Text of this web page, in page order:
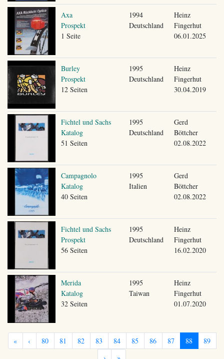
Axa
Prospekt
1 Seite
1994
Deutschland
Heinz
Fingerhut
06.01.2025
Burley
Prospekt
12 Seiten
1995
Deutschland
Heinz
Fingerhut
30.04.2019
Fichtel und Sachs
Katalog
51 Seiten
1995
Deutschland
Gerd
Böttcher
02.08.2022
Campagnolo
Katalog
40 Seiten
1995
Italien
Gerd
Böttcher
02.08.2022
Fichtel und Sachs
Prospekt
56 Seiten
1995
Deutschland
Heinz
Fingerhut
16.02.2020
Merida
Katalog
32 Seiten
1995
Taiwan
Heinz
Fingerhut
01.07.2020
« ‹ 80 81 82 83 84 85 86 87 88
89
›
»